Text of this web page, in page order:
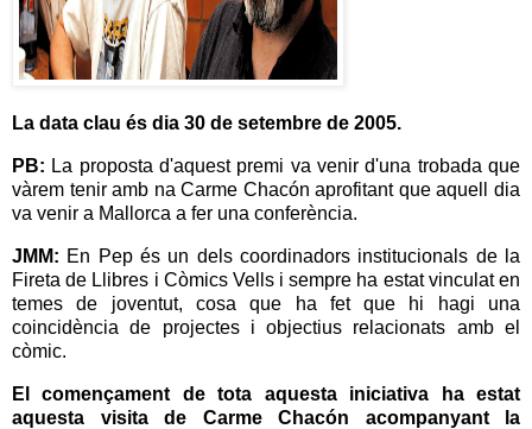
La data clau és dia 30 de setembre de 2005.
PB: La proposta d'aquest premi va venir d'una trobada que
vàrem tenir amb na Carme Chacón aprofitant que aquell dia
va venir a Mallorca a fer una conferència.
JMM: En Pep és un dels coordinadors institucionals de la
Fireta de Llibres i Còmics Vells i sempre ha estat vinculat en
temes de joventut, cosa que ha fet que hi hagi una
coincidència de projectes i objectius relacionats amb el
còmic.
El començament de tota aquesta iniciativa ha estat
aquesta visita de Carme Chacón acompanyant la